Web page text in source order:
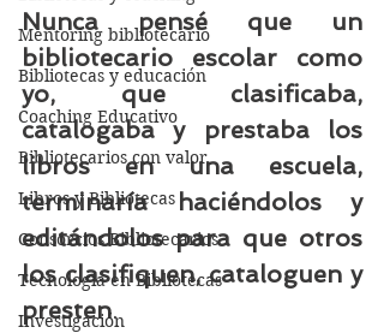
Mentoring bibliotecario
Bibliotecas y educación
Coaching Educativo
Bibliotecarios con valor
Libros y Bibliotecas
Consorcios Bibliotecarios
Tecnología en Bibliotecas
Investigación
Nunca pensé que un
bibliotecario escolar como
yo, que clasificaba,
catalogaba y prestaba los
libros en una escuela,
terminaría haciéndolos y
editándolos para que otros
los clasifiquen, cataloguen y
presten.